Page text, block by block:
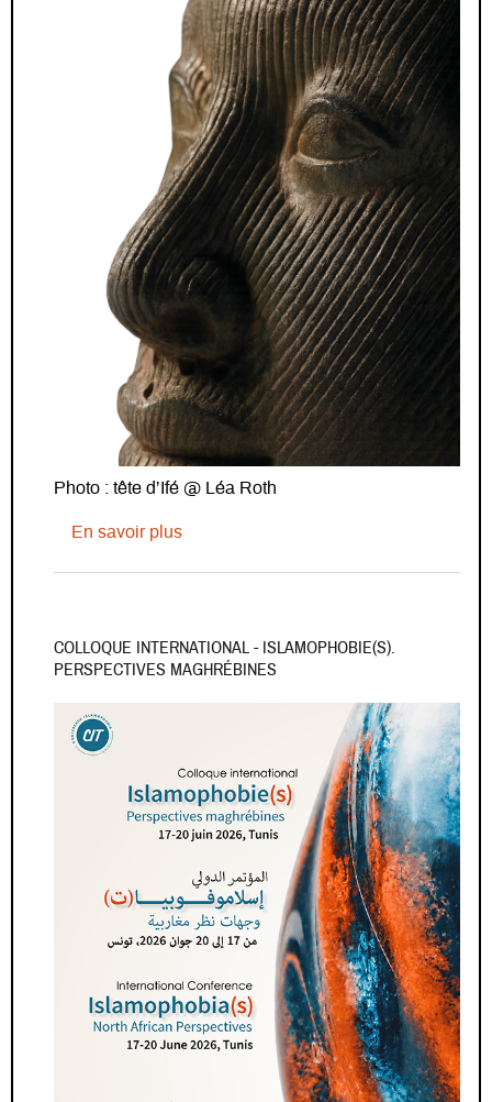
Photo : tête d’Ifé @ Léa Roth
En savoir plussur “SAIMA” - Séminaire africaniste
COLLOQUE INTERNATIONAL - ISLAMOPHOBIE(S).
PERSPECTIVES MAGHRÉBINES